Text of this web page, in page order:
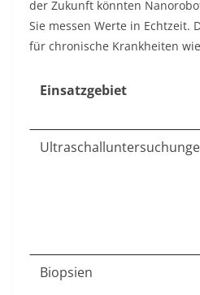
der Zukunft könnten
Sie messen Werte in Echtzeit.
für chronische Krankheiten
Einsatzgebiet
Biopsien